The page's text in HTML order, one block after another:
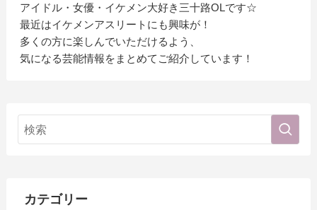
アイドル・女優・イケメン大好き三十路OLです☆
最近はイケメンアスリートにも興味が！
多くの方に楽しんでいただけるよう、
気になる芸能情報をまとめてご紹介しています！
カテゴリー